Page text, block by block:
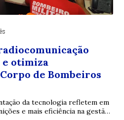
otimiza
de Bombeiros
da tecnologia refletem em
e mais eficiência na gestão